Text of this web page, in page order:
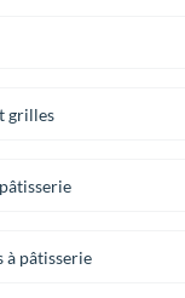
grilles
pâtisserie